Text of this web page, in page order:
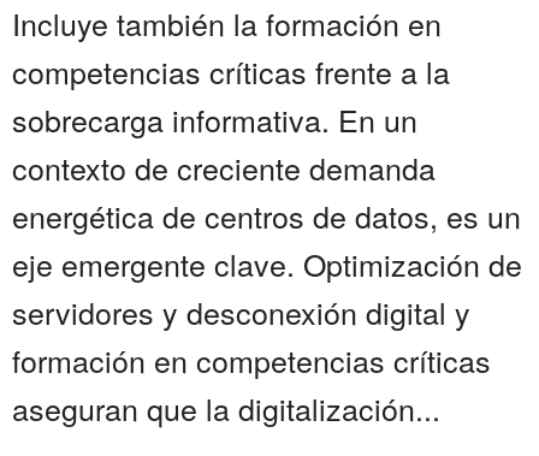
Incluye también la formación en
competencias críticas frente a la
sobrecarga informativa. En un
contexto de creciente demanda
energética de centros de datos, es un
eje emergente clave. Optimización de
servidores y desconexión digital y
formación en competencias críticas
aseguran que la digitalización...